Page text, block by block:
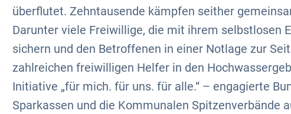
überflutet. Zehntausende kämpfen seither
Darunter viele Freiwillige, die mit ihrem selbstlosen
sichern und den Betroffenen in einer Notlage zur
zahlreichen freiwilligen Helfer in den
Initiative „für mich. für uns. für alle.“ – engagierte
Sparkassen und die Kommunalen Spitzenverbände